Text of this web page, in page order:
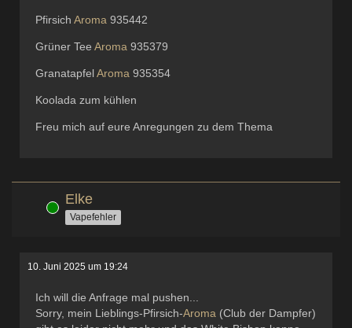
Pfirsich Aroma 935442
Grüner Tee Aroma 935379
GranatapfelAroma 935354
Koolada zum kühlen
Freu mich auf eure Anregungen zu dem Thema
Online Elke
Vapefehler
10. Juni 2025 um 19:24
Ich will die Anfrage mal pushen...
Sorry, mein Lieblings-Pfirsich-Aroma (Club der Dampfer)